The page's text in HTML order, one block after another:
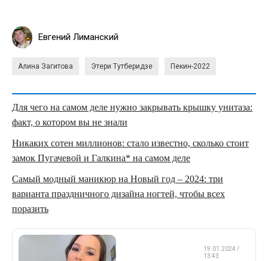
Евгений Лиманский
Алина Загитова Этери Тутберидзе Пекин-2022
Для чего на самом деле нужно закрывать крышку унитаза:
факт, о котором вы не знали
Никаких сотен миллионов: стало известно, сколько стоит
замок Пугачевой и Галкина* на самом деле
Самый модный маникюр на Новый год – 2024: три
варианта праздничного дизайна ногтей, чтобы всех
поразить
19.01.2024 /
13:43